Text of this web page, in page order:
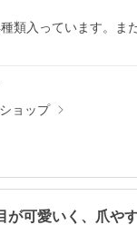
類入っています。ま
ョップ
が可愛いく、爪や